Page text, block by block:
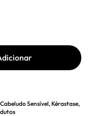
Sensível,Kérastase,